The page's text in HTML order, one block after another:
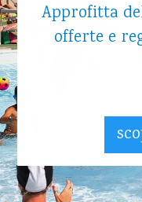
Approfitta
offerte e